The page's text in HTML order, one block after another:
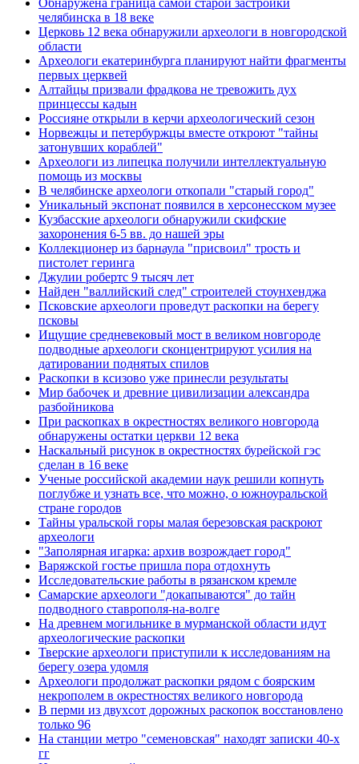
Обнаружена граница самой старой застройки
челябинска в 18 веке
Церковь 12 века обнаружили археологи в новгородской
области
Археологи екатеринбурга планируют найти фрагменты
первых церквей
Алтайцы призвали фрадкова не тревожить дух
принцессы кадын
Россияне открыли в керчи археологический сезон
Норвежцы и петербуржцы вместе откроют "тайны
затонувших кораблей"
Археологи из липецка получили интеллектуальную
помощь из москвы
В челябинске археологи откопали "старый город"
Уникальный экспонат появился в херсонесском музее
Кузбасские археологи обнаружили скифские
захоронения 6-5 вв. до нашей эры
Коллекционер из барнаула "присвоил" трость и
пистолет геринга
Джулии робертс 9 тысяч лет
Найден "валлийский след" строителей стоунхенджа
Псковские археологи проведут раскопки на берегу
псковы
Ищущие средневековый мост в великом новгороде
подводные археологи сконцентрируют усилия на
датировании поднятых спилов
Раскопки в ксизово уже принесли результаты
Мир бабочек и древние цивилизации александра
разбойникова
При раскопках в окрестностях великого новгорода
обнаружены остатки церкви 12 века
Наскальный рисунок в окрестностях бурейской гэс
сделан в 16 веке
Ученые российской академии наук решили копнуть
поглубже и узнать все, что можно, о южноуральской
стране городов
Тайны уральской горы малая березовская раскроют
археологи
"Заполярная игарка: архив возрождает город"
Варяжской гостье пришла пора отдохнуть
Исследовательские работы в рязанском кремле
Самарские археологи "докапываются" до тайн
подводного ставрополя-на-волге
На древнем могильнике в мурманской области идут
археологические раскопки
Тверские археологи приступили к исследованиям на
берегу озера удомля
Археологи продолжат раскопки рядом с боярским
некрополем в окрестностях великого новгорода
В перми из двухсот дорожных раскопок восстановлено
только 96
На станции метро "семеновская" находят записки 40-х
гг